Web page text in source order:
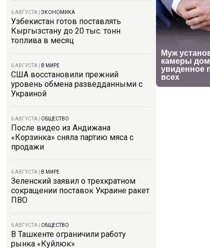
6 АВГУСТА ЭКОНОМИКА
Узбекистан готов поставлять
Кыргызстану до 20 тыс. тонн
топлива в месяц
6 АВГУСТА В МИРЕ
США восстановили прежний
уровень обмена разведданными с
Украиной
6 АВГУСТА ОБЩЕСТВО
После видео из Андижана
«Корзинка» сняла партию мяса с
продажи
6 АВГУСТА В МИРЕ
Зеленский заявил о трехкратном
сокращении поставок Украине ракет
ПВО
6 АВГУСТА ОБЩЕСТВО
В Ташкенте ограничили работу
рынка «Куйлюк»